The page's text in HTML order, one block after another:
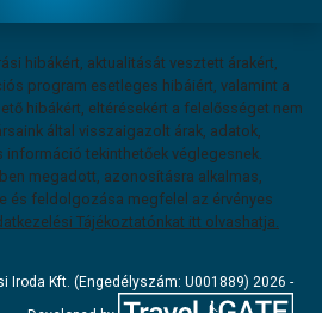
hibákért, aktualitását vesztett árakért,
program esetleges hibáiért, valamint a
hibákért, eltérésekért a felelősséget nem
által visszaigazolt árak, adatok,
információ tekinthetőek véglegesnek.
megadott, azonosításra alkalmas,
és feldolgozása megfelel az érvényes
Tájékoztatónkat itt olvashatja.
Iroda Kft. (Engedélyszám: U001889) 2026 -